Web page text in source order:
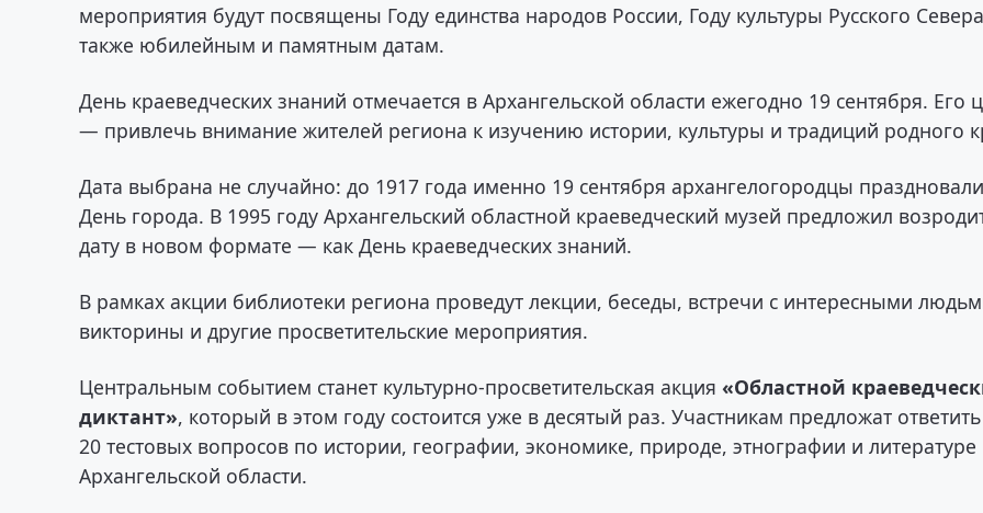
мероприятия будут посвящены Году единства народов России, Году культуры Русского
также юбилейным и памятным датам.
День краеведческих знаний отмечается в Архангельской области ежегодно 19 сентября. Его
— привлечь внимание жителей региона к изучению истории, культуры и традиций родного
Дата выбрана не случайно: до 1917 года именно 19 сентября архангелогородцы праздновали
День города. В 1995 году Архангельский областной краеведческий музей предложил
дату в новом формате — как День краеведческих знаний.
В рамках акции библиотеки региона проведут лекции, беседы, встречи с интересными
викторины и другие просветительские мероприятия.
Центральным событием станет культурно-просветительская акция«Областной
диктант», который в этом году состоится уже в десятый раз. Участникам предложат
20 тестовых вопросов по истории, географии, экономике, природе, этнографии и литературе
Архангельской области.